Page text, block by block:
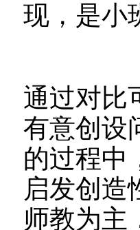
现，是小
通过对比
有意创设
的过程中
启发创造
师教为主